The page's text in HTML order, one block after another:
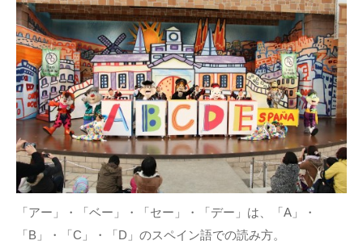
「アー」・「ベー」・「セー」・「デー」は、「A」・
「B」・「C」・「D」のスペイン語での読み方。